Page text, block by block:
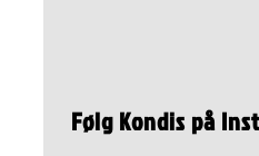
Følg Kondis på